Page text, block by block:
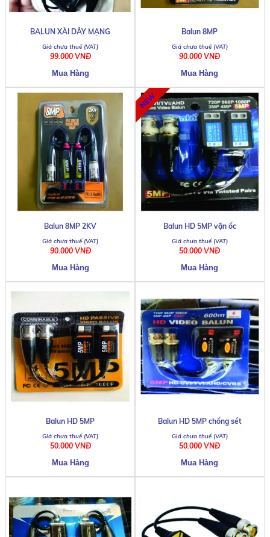
BALUN XÀI DÂY MẠNG
99.000 VNĐ
Balun 8MP
90.000 VNĐ
Balun 8MP 2KV
90.000 VNĐ
Balun HD 5MP vặn ốc
50.000 VNĐ
Balun HD 5MP
50.000 VNĐ
Balun HD 5MP chống sét
50.000 VNĐ